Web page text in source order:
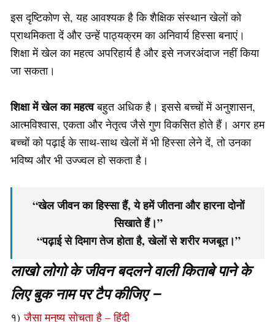
इस दृष्टिकोण से, यह आवश्यक है कि शैक्षिक संस्थान खेलों को
प्राथमिकता दें और उन्हें पाठ्यक्रम का अनिवार्य हिस्सा बनाएं।
शिक्षा में खेल का महत्व अपरिहार्य है और इसे नजरअंदाज नहीं किया
जा सकता।
शिक्षा में खेल का महत्वबहुत अधिक है। इससे बच्चों में अनुशासन,
आत्मविश्वास, एकता और नेतृत्व जैसे गुण विकसित होते हैं। अगर हम
बच्चों को पढ़ाई के साथ-साथ खेलों में भी हिस्सा लेने दें, तो उनका
भविष्य और भी उज्ज्वल हो सकता है।
“खेल जीवन का हिस्सा हैं, ये हमें जीतना और हारना दोनों
सिखाते हैं।”
“पढ़ाई से दिमाग तेज होता है, खेलों से शरीर मजबूत।”
लाखो लोगो के जीवन बदलने वाली किताबे पाने के
लिए बुक नाम पर टैप कीजिए –
१)जैसा मनुष्य सोचता है – हिंदी